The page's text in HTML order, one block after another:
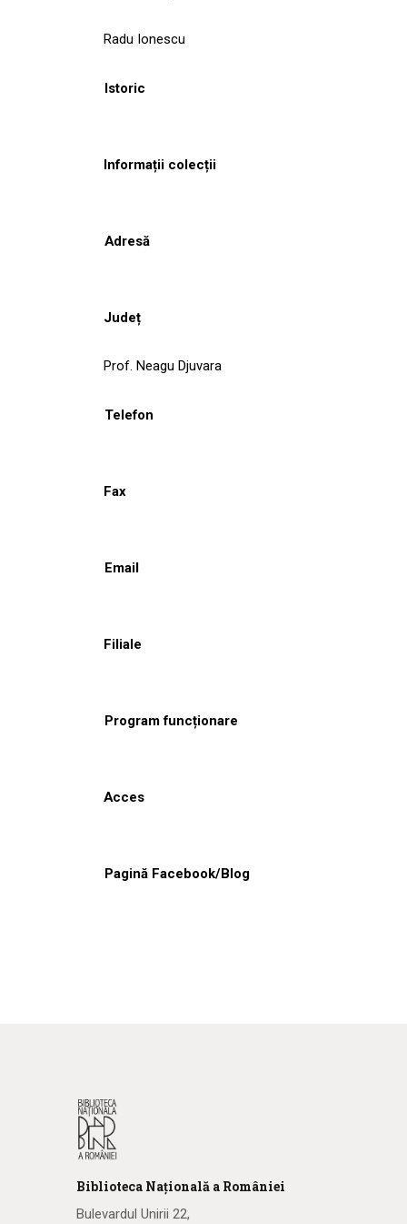
Radu Ionescu
Istoric
Informații colecții
Adresă
Județ
Prof. Neagu Djuvara
Telefon
Fax
Email
Filiale
Program funcționare
Acces
Pagină Facebook/Blog
Biblioteca Națională a României
Bulevardul Unirii 22,